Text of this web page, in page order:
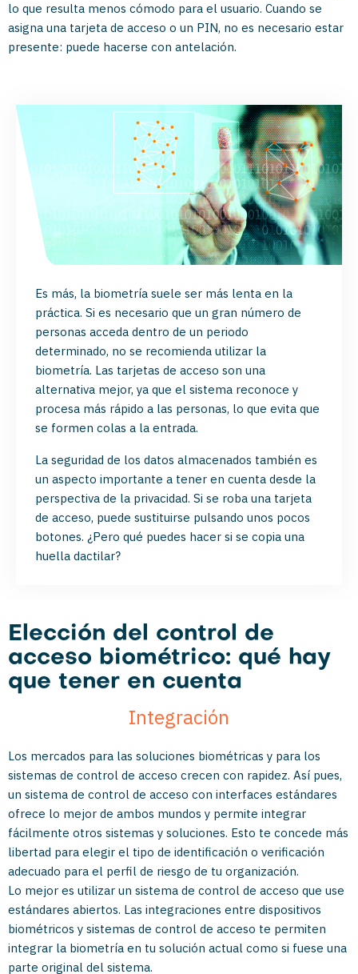
lo que resulta menos cómodo para el usuario. Cuando se
asigna una tarjeta de acceso o un PIN, no es necesario estar
presente: puede hacerse con antelación.
Es más, la biometría suele ser más lenta en la
práctica. Si es necesario que un gran número de
personas acceda dentro de un periodo
determinado, no se recomienda utilizar la
biometría. Las tarjetas de acceso son una
alternativa mejor, ya que el sistema reconoce y
procesa más rápido a las personas, lo que evita que
se formen colas a la entrada.
La seguridad de los datos almacenados también es
un aspecto importante a tener en cuenta desde la
perspectiva de la privacidad. Si se roba una tarjeta
de acceso, puede sustituirse pulsando unos pocos
botones. ¿Pero qué puedes hacer si se copia una
huella dactilar?
Elección del control de
acceso biométrico: qué hay
que tener en cuenta
Integración
Los mercados para las soluciones biométricas y para los
sistemas de control de acceso crecen con rapidez. Así pues,
un sistema de control de acceso con interfaces estándares
ofrece lo mejor de ambos mundos y permite integrar
fácilmente otros sistemas y soluciones. Esto te concede más
libertad para elegir el tipo de identificación o verificación
adecuado para el perfil de riesgo de tu organización.
Lo mejor es utilizar un sistema de control de acceso que use
estándares abiertos. Las integraciones entre dispositivos
biométricos y sistemas de control de acceso te permiten
integrar la biometría en tu solución actual como si fuese una
parte original del sistema.